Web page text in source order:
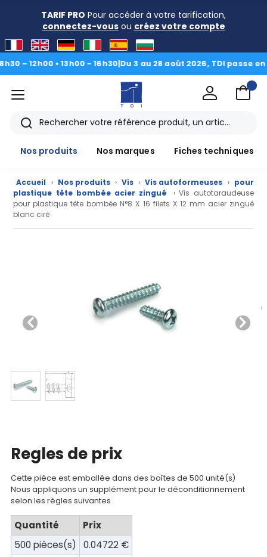
TARIF PRO Pour accéder à votre tarification,
connectez-vousou créez votre compte
12h00 • 13h00 - 16h30|Du 3 au 28 août 2026, TDI passe en
Nos
Nos
techniques
Catalogue
Documentations
Mon
compte
menu
Rechercher
Nos produits
Nos marques Fiches techniques
Accueil › Nos produits › Vis › Vis autoformeuses › pour
plastique tête bombée acier zingué
› Vis autotaraudeuse
pour plastique tête bombée N°8 X 16 filets X 12 mm acier zingué
blanc ciré
Regles de prix
Cette pièce est emballée dans des boîtes de 500 unité(s)
Nous appliquons un supplément pour le déconditionnement
selon les règles suivantes
Quantité
Prix
500 pièces(s)
0.04722 €